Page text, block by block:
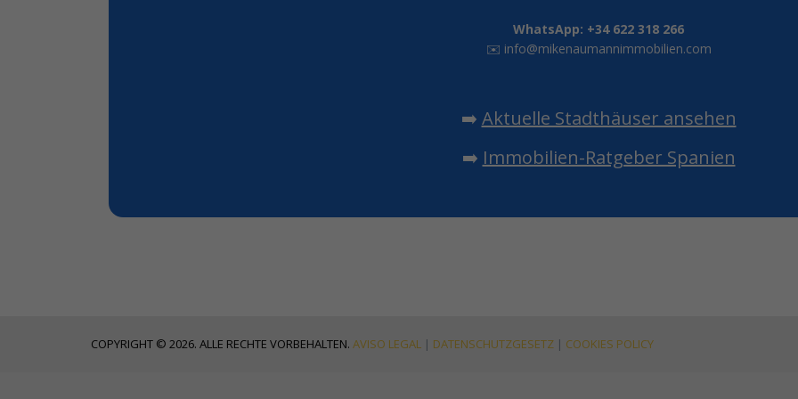
WhatsApp: +34 622 318 266
✉️ info@mikenaumannimmobilien.com
➡️ Aktuelle Stadthäuser ansehen
➡️ Immobilien-Ratgeber Spanien
COPYRIGHT © 2026. ALLE RECHTE VORBEHALTEN. AVISO LEGAL | DATENSCHUTZGESETZ | COOKIES POLICY